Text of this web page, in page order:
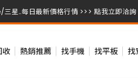
星..每日最新價格行情 >>> 點我立即洽詢
星..每日最新價格行情 >>> 點我立即洽詢
收 熱銷推薦 找手機 找平板 找